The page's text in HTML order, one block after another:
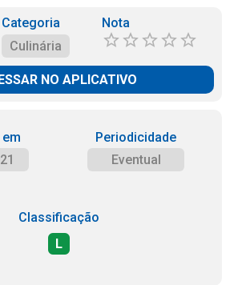
Categoria
Culinária
Nota
NO APLICATIVO
Periodicidade
Eventual
Classificação
L